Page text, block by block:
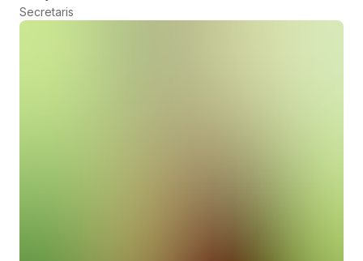
Secretaris